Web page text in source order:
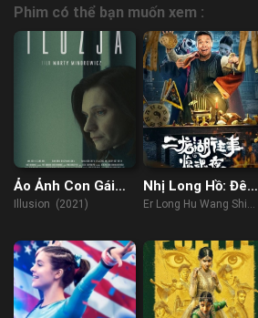
Phim có thể bạn muốn xem :
Ảo Ảnh Con Gái
Tôi
Illusion (2021)
Nhị Long Hồ: Đêm
Kinh Hoàng
Er Long Hu Wang Shi